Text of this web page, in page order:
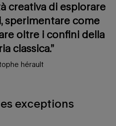
creativa di esplorare
sperimentare come
oltre i confini della
classica.”
hérault
exceptions